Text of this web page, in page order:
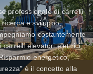
professionale di carrelli
e sviluppo,
costantemente
carrelli elevatori elettrici,
energetico,
è il concetto alla